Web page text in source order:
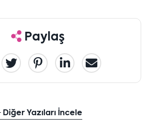
Paylaş
Diğer Yazıları İncele